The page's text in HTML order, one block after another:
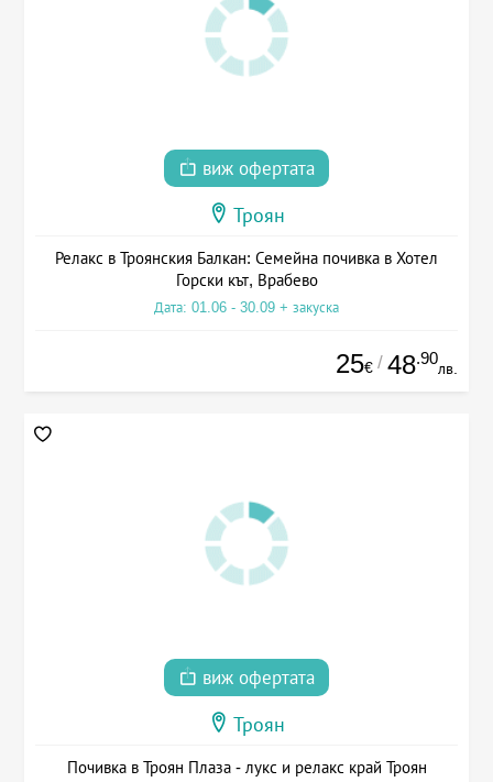
виж офертата
Троян
Релакс в Троянския Балкан: Семейна почивка в Хотел
Горски кът, Врабево
Дата: 01.06 - 30.09 + закуска
25€ / 48.90
лв.
виж офертата
Троян
Почивка в Троян Плаза - лукс и релакс край Троян